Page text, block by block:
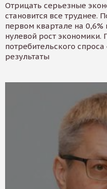
Отрицать серьезные
становится все труднее.
первом квартале на 0,6%
нулевой рост экономики.
потребительского
результаты